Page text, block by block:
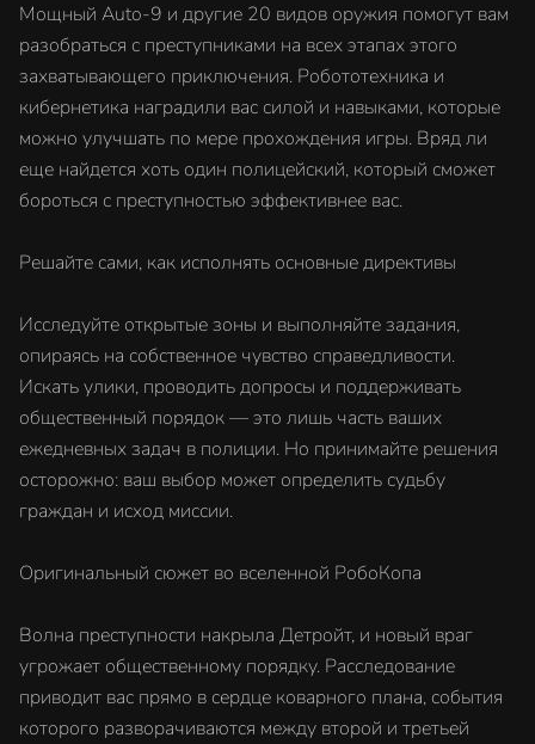
Мощный Auto-9 и другие 20 видов оружия помогут вам
разобраться с преступниками на всех этапах этого
захватывающего приключения. Робототехника и
кибернетика наградили вас силой и навыками, которые
можно улучшать по мере прохождения игры. Вряд ли
еще найдется хоть один полицейский, который сможет
бороться с преступностью эффективнее вас.
Решайте сами, как исполнять основные директивы
Исследуйте открытые зоны и выполняйте задания,
опираясь на собственное чувство справедливости.
Искать улики, проводить допросы и поддерживать
общественный порядок — это лишь часть ваших
ежедневных задач в полиции. Но принимайте решения
осторожно: ваш выбор может определить судьбу
граждан и исход миссии.
Оригинальный сюжет во вселенной РобоКопа
Волна преступности накрыла Детройт, и новый враг
угрожает общественному порядку. Расследование
приводит вас прямо в сердце коварного плана, события
которого разворачиваются между второй и третьей